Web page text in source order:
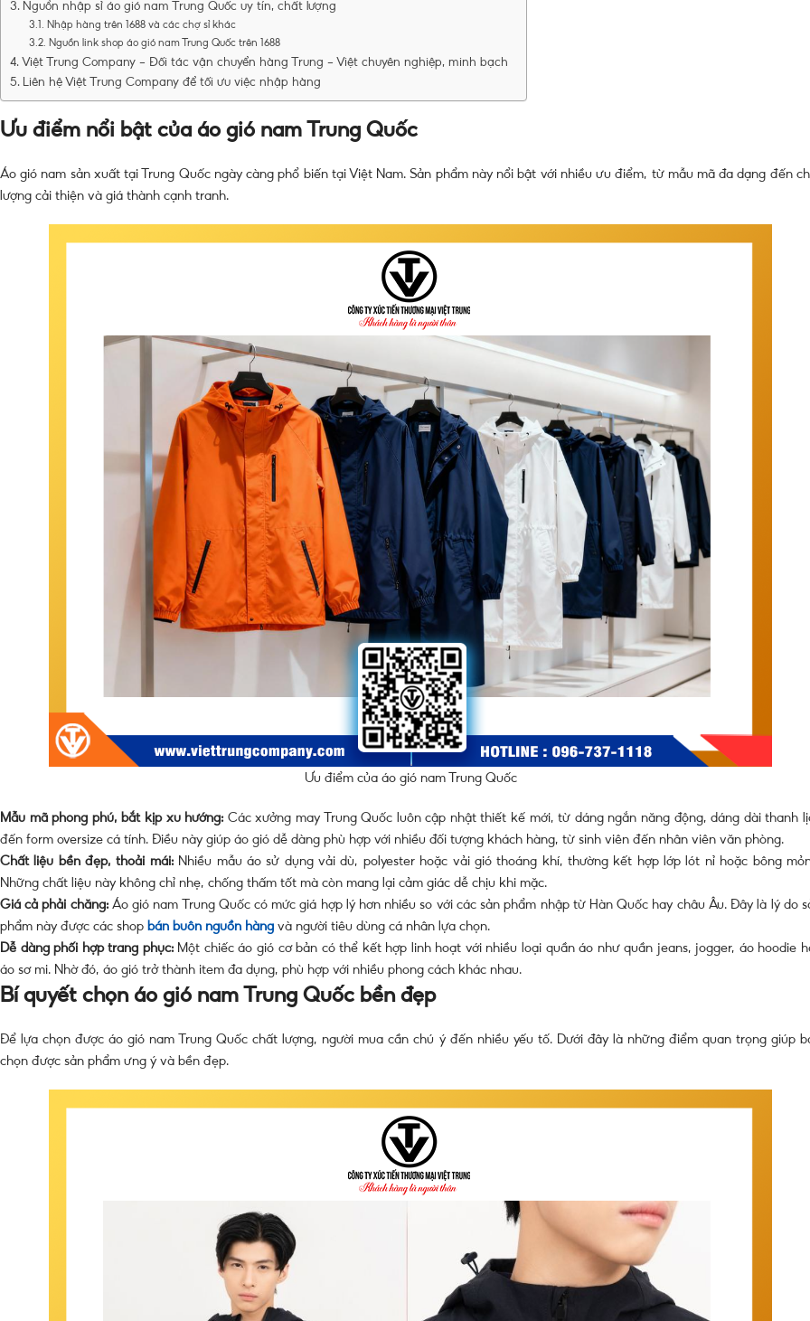
Nguồn nhập sỉ áo gió nam Trung Quốc uy tín, chất lượng
Nhập hàng trên 1688 và các chợ sỉ khác
Nguồn link shop áo gió nam Trung Quốc trên 1688
Việt Trung Company – Đối tác vận chuyển hàng Trung – Việt chuyên nghiệp, minh bạch
Liên hệ Việt Trung Company để tối ưu việc nhập hàng
Ưu điểm nổi bật của áo gió nam Trung Quốc
Áo gió nam sản xuất tại Trung Quốc ngày càng phổ biến tại Việt Nam. Sản phẩm này nổi bật với nhiều ưu điểm, từ mẫu mã đa dạng đến
lượng cải thiện và giá thành cạnh tranh.
Ưu điểm của áo gió nam Trung Quốc
Mẫu mã phong phú, bắt kịp xu hướng: Các xưởng may Trung Quốc luôn cập nhật thiết kế mới, từ dáng ngắn năng động, dáng dài thanh
đến form oversize cá tính. Điều này giúp áo gió dễ dàng phù hợp với nhiều đối tượng khách hàng, từ sinh viên đến nhân viên văn phòng.
Chất liệu bền đẹp, thoải mái:Nhiều mẫu áo sử dụng vải dù, polyester hoặc vải gió thoáng khí, thường kết hợp lớp lót nỉ hoặc bông
Những chất liệu này không chỉ nhẹ, chống thấm tốt mà còn mang lại cảm giác dễ chịu khi mặc.
Giá cả phải chăng:Áo gió nam Trung Quốc có mức giá hợp lý hơn nhiều so với các sản phẩm nhập từ Hàn Quốc hay châu Âu. Đây là lý do
phẩm này được các shop bán buôn nguồn hàng và người tiêu dùng cá nhân lựa chọn.
Dễ dàng phối hợp trang phục:Một chiếc áo gió cơ bản có thể kết hợp linh hoạt với nhiều loại quần áo như quần jeans, jogger, áo hoodie
áo sơ mi. Nhờ đó, áo gió trở thành item đa dụng, phù hợp với nhiều phong cách khác nhau.
Bí quyết chọn áo gió nam Trung Quốc bền đẹp
Để lựa chọn được áo gió nam Trung Quốc chất lượng, người mua cần chú ý đến nhiều yếu tố. Dưới đây là những điểm quan trọng giúp
chọn được sản phẩm ưng ý và bền đẹp.